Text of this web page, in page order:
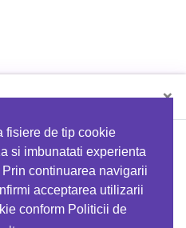
fisiere de tip cookie
si imbunatati experienta
continuarea navigarii
acceptarea utilizarii
conform Politicii de
×
folosind codul